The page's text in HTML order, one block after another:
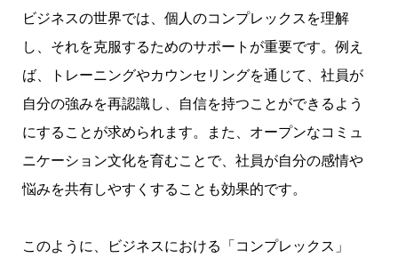
ビジネスの世界では、個人のコンプレックスを理解
し、それを克服するためのサポートが重要です。例え
ば、トレーニングやカウンセリングを通じて、社員が
自分の強みを再認識し、自信を持つことができるよう
にすることが求められます。また、オープンなコミュ
ニケーション文化を育むことで、社員が自分の感情や
悩みを共有しやすくすることも効果的です。
このように、ビジネスにおける「コンプレックス」